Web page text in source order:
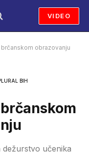
VIDEO
obrazovanju
BIH
učenika